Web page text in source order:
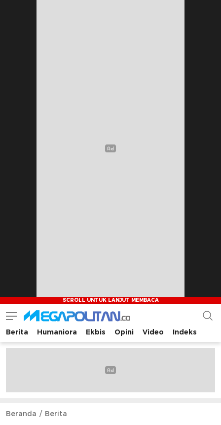
Megapolitan.co
Menyajikan berita-berita fakta bagi pembaca
Berita Humaniora Ekbis Opini Video Indeks
Beranda Berita